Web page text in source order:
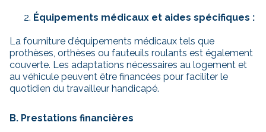
Équipements médicaux et aides spécifiques :
La fourniture d’équipements médicaux tels que
prothèses, orthèses ou fauteuils roulants est également
couverte. Les adaptations nécessaires au logement et
au véhicule peuvent être financées pour faciliter le
quotidien du travailleur handicapé.
B. Prestations financières